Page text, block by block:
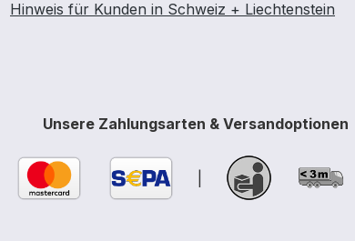
Hinweis für Kunden in Schweiz + Liechtenstein
Unsere Zahlungsarten & Versandoptionen